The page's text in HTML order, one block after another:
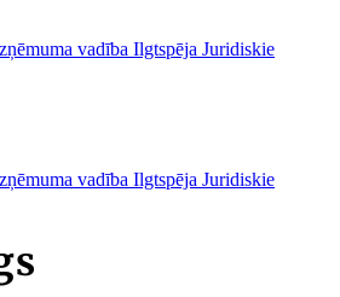
vadība Ilgtspēja Juridiskie
vadība Ilgtspēja Juridiskie